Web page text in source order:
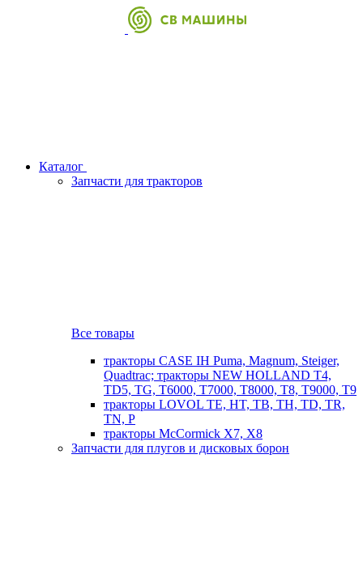
Каталог
Запчасти для тракторов
Все товары
тракторы CASE IH Puma, Magnum, Steiger,
Quadtrac; тракторы NEW HOLLAND T4,
TD5, TG, T6000, T7000, T8000, T8, T9000, T9
тракторы LOVOL TE, HT, TB, TH, TD, TR,
TN, P
тракторы McCormick X7, X8
Запчасти для плугов и дисковых борон